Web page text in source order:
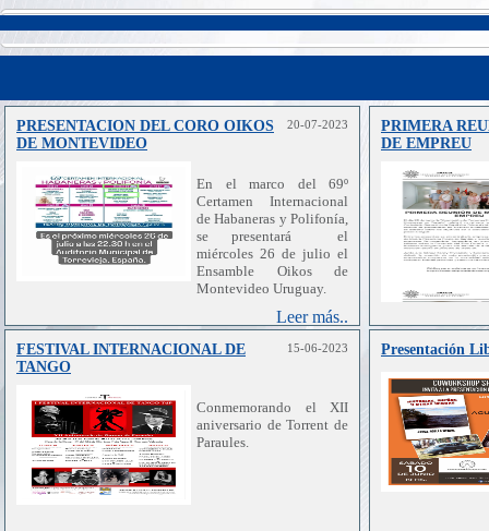
PRESENTACION DEL CORO OIKOS
DE MONTEVIDEO
20-07-2023
En el marco del 69º
Certamen Internacional
de Habaneras y Polifonía,
se presentará el
miércoles 26 de julio el
Ensamble Oikos de
Montevideo Uruguay.
Leer más..
PRIMERA
DE EMPREU
FESTIVAL INTERNACIONAL DE
TANGO
15-06-2023
Conmemorando el XII
aniversario de Torrent de
Paraules.
Presentación